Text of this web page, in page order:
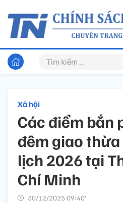
Xã hội
Các điểm bắn
đêm giao
lịch 2026 tại
Chí Minh
30/12/2025 09:40’